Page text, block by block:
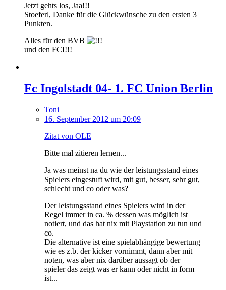
Jetzt gehts los, Jaa!!!
Stoeferl, Danke für die Glückwünsche zu den ersten 3
Punkten.
Alles für den BVB
und den FCI!!!
Fc Ingolstadt 04- 1. FC Union Berlin
Toni
16. September 2012 um 20:09
Zitat von OLE
Bitte mal zitieren lernen...
Ja was meinst na du wie der leistungsstand eines
Spielers eingestuft wird, mit gut, besser, sehr gut,
schlecht und co oder was?
Der leistungsstand eines Spielers wird in der
Regel immer in ca. % dessen was möglich ist
notiert, und das hat nix mit Playstation zu tun und
co.
Die alternative ist eine spielabhängige bewertung
wie es z.b. der kicker vornimmt, dann aber mit
noten, was aber nix darüber aussagt ob der
spieler das zeigt was er kann oder nicht in form
ist...